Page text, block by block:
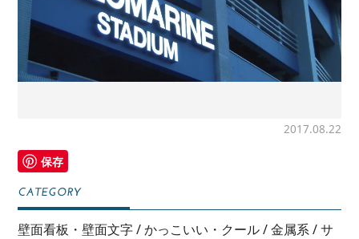
2017.08.22
保存
壁面看板・壁面文字/かっこいい・クール/金属系/サ